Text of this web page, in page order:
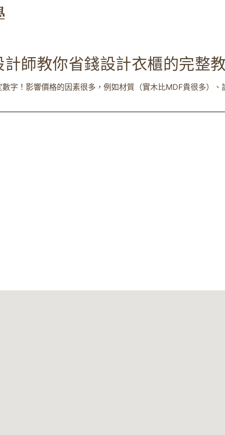
師教你省錢設計衣櫃的完整
字！影響價格的因素很多，例如材質（實木比MDF貴很多）